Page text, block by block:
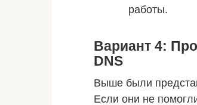
работы.
Вариант 4:
DNS
Выше были
Если они не